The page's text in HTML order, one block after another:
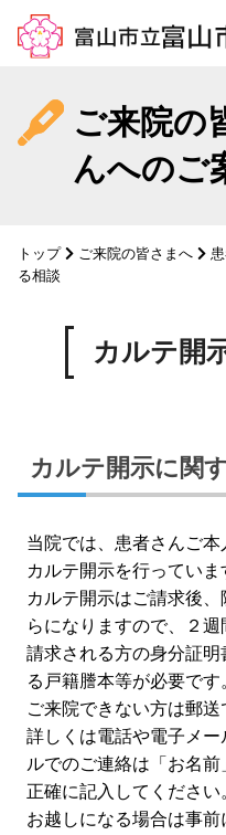
ご来院の
んへのご
トップ ご来院の皆さまへ
る相談
カルテ開
カルテ開示に関
当院では、患者さんご
カルテ開示を行っていま
カルテ開示はご請求後
らになりますので、２週
請求される方の身分証
る戸籍謄本等が必要で
ご来院できない方は郵送
詳しくは電話や電子メ
ルでのご連絡は「お名
正確に記入してください
お越しになる場合は事前